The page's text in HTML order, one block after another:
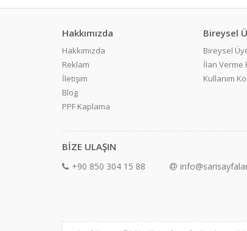
Hakkımızda
Hakkımızda
Reklam
İletişim
Blog
PPF Kaplama
Bireysel
Bireysel
İlan Verme
Kullanım
BİZE ULAŞIN
+90 850 304 15 88